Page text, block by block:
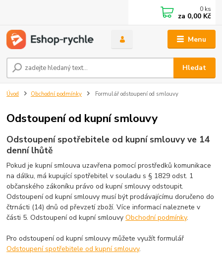
Menu
Hledat
0 ks
za 0,00 Kč
Úvod Obchodní podmínky Formulář odstoupení od smlouvy
Odstoupení od kupní smlouvy
Odstoupení spotřebitele od kupní smlouvy ve 14
denní lhůtě
Pokud je kupní smlouva uzavřena pomocí prostředků komunikace
na dálku, má kupující spotřebitel v souladu s § 1829 odst. 1
občanského zákoníku právo od kupní smlouvy odstoupit.
Odstoupení od kupní smlouvy musí být prodávajícímu doručeno do
čtrnácti (14) dnů od převzetí zboží. Více informací naleznete v
části 5. Odstoupení od kupní smlouvyObchodní podmínky.
Pro odstoupení od kupní smlouvy můžete využít formulář
Odstoupení spotřebitele od kupní smlouvy.